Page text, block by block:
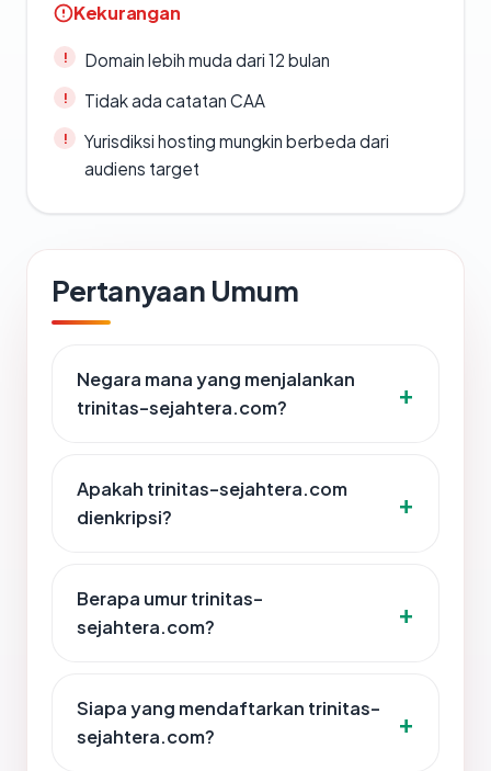
Kekurangan
Domain lebih muda dari 12 bulan
Tidak ada catatan CAA
Yurisdiksi hosting mungkin berbeda dari
audiens target
Pertanyaan Umum
Negara mana yang menjalankan
trinitas-sejahtera.com?
Apakah trinitas-sejahtera.com
dienkripsi?
Berapa umur trinitas-
sejahtera.com?
Siapa yang mendaftarkan trinitas-
sejahtera.com?